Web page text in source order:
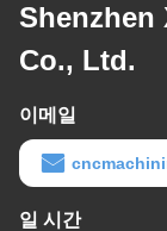
Co., Ltd.
이메일
일 시간